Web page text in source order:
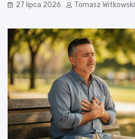
27 lipca 2026 Tomasz Witkowski